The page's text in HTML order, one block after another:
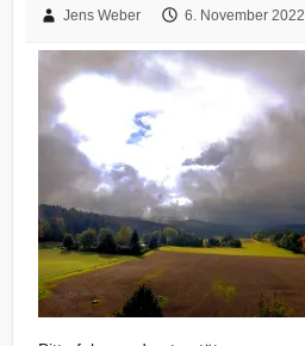
Jens Weber 6. November 2022